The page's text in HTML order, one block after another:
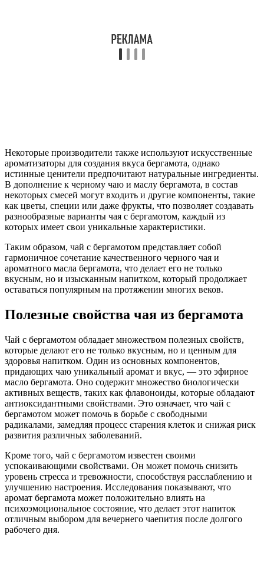
Некоторые производители также используют искусственные
ароматизаторы для создания вкуса бергамота, однако
истинные ценители предпочитают натуральные ингредиенты.
В дополнение к черному чаю и маслу бергамота, в состав
некоторых смесей могут входить и другие компоненты, такие
как цветы, специи или даже фрукты, что позволяет создавать
разнообразные варианты чая с бергамотом, каждый из
которых имеет свои уникальные характеристики.
Таким образом, чай с бергамотом представляет собой
гармоничное сочетание качественного черного чая и
ароматного масла бергамота, что делает его не только
вкусным, но и изысканным напитком, который продолжает
оставаться популярным на протяжении многих веков.
Полезные свойства чая из бергамота
Чай с бергамотом обладает множеством полезных свойств,
которые делают его не только вкусным, но и ценным для
здоровья напитком. Один из основных компонентов,
придающих чаю уникальный аромат и вкус, — это эфирное
масло бергамота. Оно содержит множество биологически
активных веществ, таких как флавоноиды, которые обладают
антиоксидантными свойствами. Это означает, что чай с
бергамотом может помочь в борьбе с свободными
радикалами, замедляя процесс старения клеток и снижая риск
развития различных заболеваний.
Кроме того, чай с бергамотом известен своими
успокаивающими свойствами. Он может помочь снизить
уровень стресса и тревожности, способствуя расслаблению и
улучшению настроения. Исследования показывают, что
аромат бергамота может положительно влиять на
психоэмоциональное состояние, что делает этот напиток
отличным выбором для вечернего чаепития после долгого
рабочего дня.